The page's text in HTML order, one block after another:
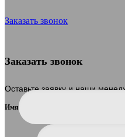
Заказать звонок
Заказать звонок
Оставьте заявку и наши
Имя